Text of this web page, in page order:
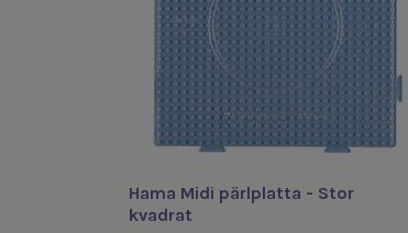
Hama Midi pärlplatta - Stor
kvadrat